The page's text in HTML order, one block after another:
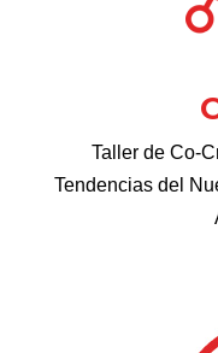
Taller de Co-
Tendencias del